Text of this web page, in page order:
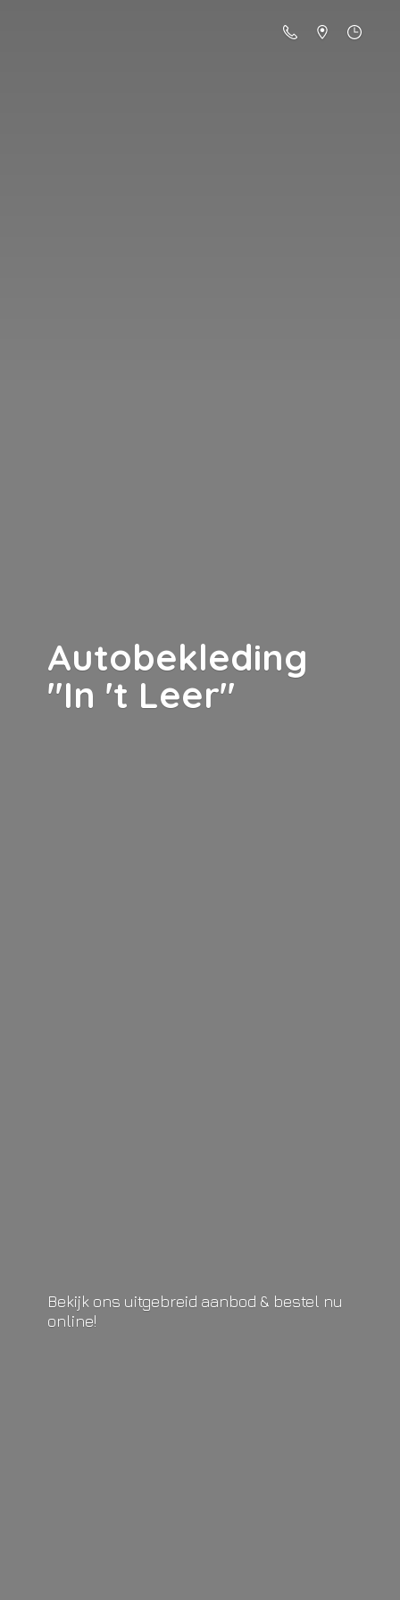
Autobekleding
"In 't Leer"
Bekijk ons uitgebreid aanbod & bestel nu
online!